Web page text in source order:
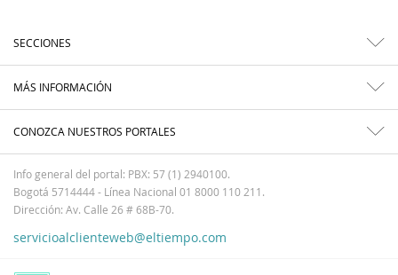
SECCIONES
MÁS INFORMACIÓN
CONOZCA NUESTROS PORTALES
Info general del portal: PBX: 57 (1) 2940100.
Bogotá 5714444 - Línea Nacional 01 8000 110 211.
Dirección: Av. Calle 26 # 68B-70.
servicioalclienteweb@eltiempo.com